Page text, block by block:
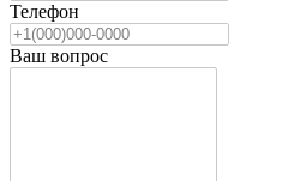
Телефон
Ваш вопрос